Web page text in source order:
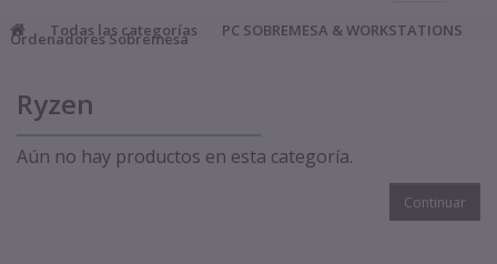
Todas las categorías PC SOBREMESA & WORKSTATIONS
Ordenadores Sobremesa
Ryzen
Aún no hay productos en esta categoría.
Continuar